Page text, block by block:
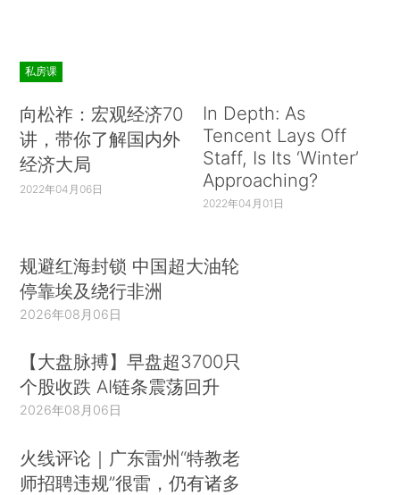
私房课
向松祚：宏观经济70
讲，带你了解国内外
经济大局
2022年04月06日
In Depth: As
Tencent Lays Off
Staff, Is Its ‘Winter’
Approaching?
2022年04月01日
规避红海封锁 中国超大油轮
停靠埃及绕行非洲
2026年08月06日
【大盘脉搏】早盘超3700只
个股收跌 AI链条震荡回升
2026年08月06日
火线评论｜广东雷州“特教老
师招聘违规”很雷，仍有诸多